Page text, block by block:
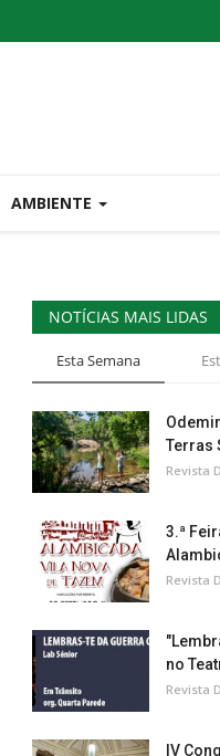
AMBIENTE
NOTÍCIAS MAIS LIDAS
Esta Semana
Terras
Revista
3.ª
Revista
no
Revista
IV